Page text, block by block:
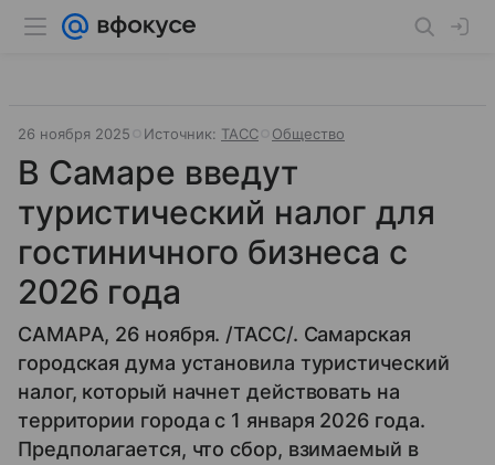
26 ноября 2025 Источник: ТАСС Общество
В Самаре введут
туристический налог для
гостиничного бизнеса с
2026 года
САМАРА, 26 ноября. /ТАСС/. Самарская
городская дума установила туристический
налог, который начнет действовать на
территории города с 1 января 2026 года.
Предполагается, что сбор, взимаемый в